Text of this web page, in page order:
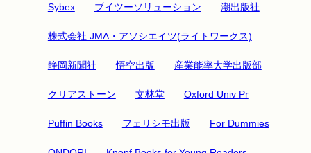
Sybex ブイツーソリューション 潮出版社
株式会社 JMA・アソシエイツ(ライトワークス)
静岡新聞社 悟空出版 産業能率大学出版部
クリアストーン 文林堂 Oxford Univ Pr
Puffin Books フェリシモ出版 For Dummies